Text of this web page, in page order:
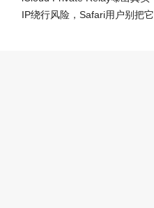
IP绕行风险，Safari用户别把它